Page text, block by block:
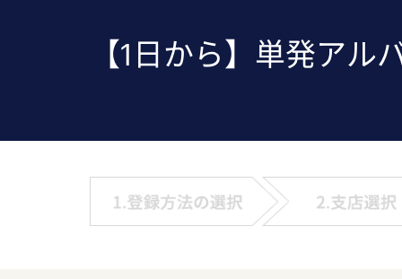
【1日から】単発アル